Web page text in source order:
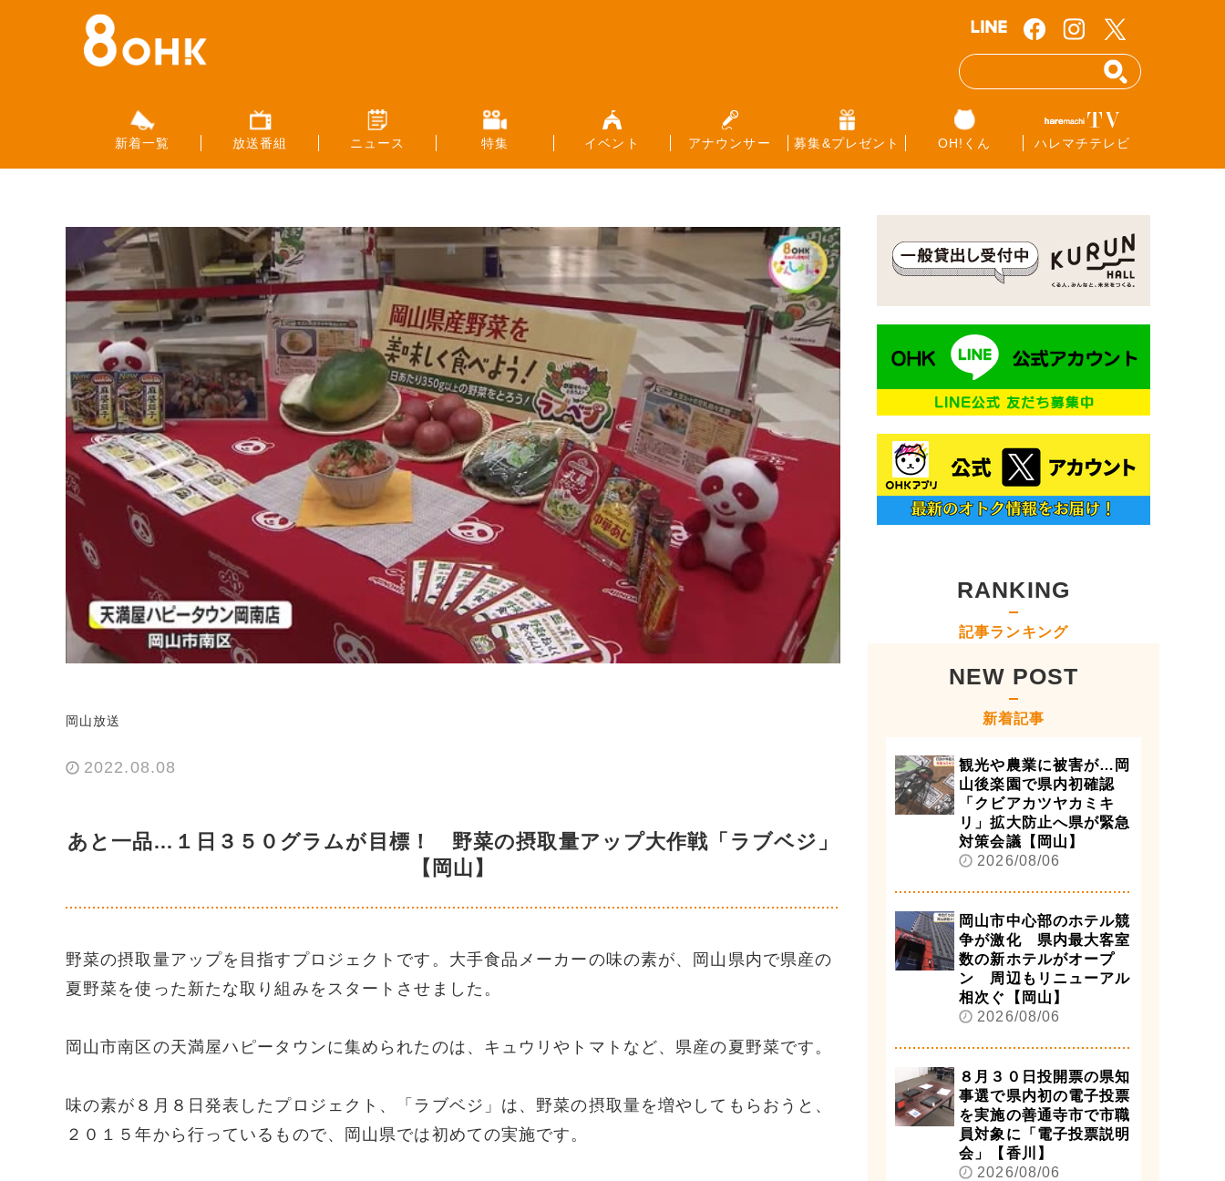
新着一覧 放送番組 ニュース 特集 イベント アナウンサー 募集&プレゼント OH!くん ハレマチテレビ
岡山放送
2022.08.08
あと一品…１日３５０グラムが目標！ 野菜の摂取量アップ大作戦「ラブベジ」
【岡山】
野菜の摂取量アップを目指すプロジェクトです。大手食品メーカーの味の素が、岡山県内で県産の
夏野菜を使った新たな取り組みをスタートさせました。
岡山市南区の天満屋ハピータウンに集められたのは、キュウリやトマトなど、県産の夏野菜です。
味の素が８月８日発表したプロジェクト、「ラブベジ」は、野菜の摂取量を増やしてもらおうと、
２０１５年から行っているもので、岡山県では初めての実施です。
RANKING
記事ランキング
NEW POST
新着記事
観光や農業に被害が…岡
山後楽園で県内初確認
「クビアカツヤカミキ
リ」拡大防止へ県が緊急
対策会議【岡山】
2026/08/06
岡山市中心部のホテル競
争が激化 県内最大客室
数の新ホテルがオープ
ン 周辺もリニューアル
相次ぐ【岡山】
2026/08/06
８月３０日投開票の県知
事選で県内初の電子投票
を実施の善通寺市で市職
員対象に「電子投票説明
会」【香川】
2026/08/06